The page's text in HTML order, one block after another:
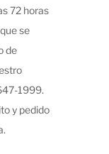
72 horas
se
de
1999.
y pedido